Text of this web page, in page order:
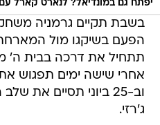
יפתח גם במונדיאל? לנארט קארל עם
בשבת תקיים גרמניה
תתחיל את דרכה בבית ה'
אחרי שישה ימים תפגוש
וב-25 ביוני תסיים את
ג'רזי.